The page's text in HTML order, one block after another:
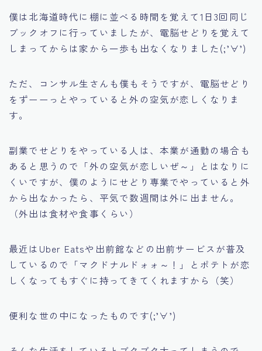
僕は北海道時代に棚に並べる時間を覚えて1日3回同じ
ブックオフに行っていましたが、電脳せどりを覚えて
しまってからは家から一歩も出なくなりました(;’∀’)
ただ、コンサル生さんも僕もそうですが、電脳せどり
をずーーっとやっていると外の空気が恋しくなりま
す。
副業でせどりをやっている人は、本業が通勤の場合も
あると思うので「外の空気が恋しいぜ～」とはなりに
くいですが、僕のようにせどり専業でやっていると外
から出なかったら、平気で数週間は外に出ません。
（外出は食材や食事くらい）
最近はUber Eatsや出前館などの出前サービスが普及
しているので 「マクドナルドォォ～！」
とポテトが恋
しくなってもすぐに持ってきてくれますから（笑）
便利な世の中になったものです(;’∀’)